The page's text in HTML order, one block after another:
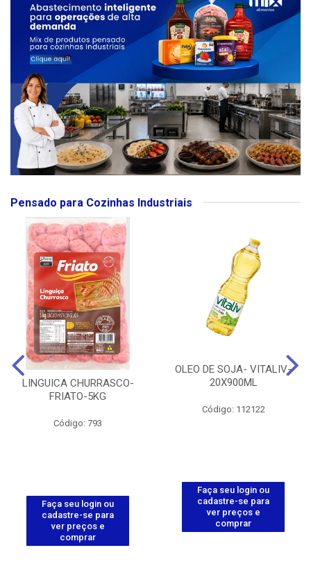
Pensado para Cozinhas Industriais
LINGUICA CHURRASCO-
FRIATO-5KG
Código: 793
Faça seu login ou
cadastre-se para
ver preços e
comprar
OLEO DE SOJA- VITALIV-
20X900ML
Código: 112122
Faça seu login ou
cadastre-se para
ver preços e
comprar